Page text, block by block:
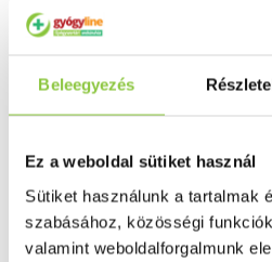
Beleegyezés
Ez a weboldal sütiket használ
Sütiket használunk a tartalmak
szabásához, közösségi
valamint weboldalforgalmunk
Í́nygyulladás
Szájvíz
Fogkefe
Fogselyem